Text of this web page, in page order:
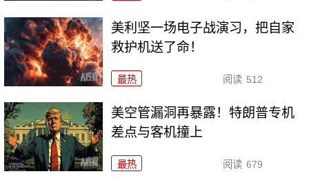
美利坚一场电子战演习，把自家
救护机送了命！
最热 阅读 512
美空管漏洞再暴露！特朗普专机
差点与客机撞上
最热 阅读 679